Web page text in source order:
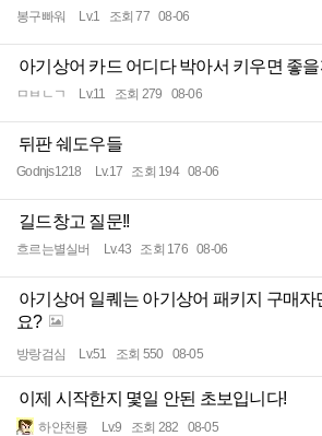
봉구빠워 Lv.1 조회 77 08-06
아기상어 카드 어디다 박아서 키우면 좋
ㅁㅂㄴㄱ Lv.11 조회 279 08-06
뒤판 쉐도우들
Godnjs1218 Lv.17 조회 194 08-06
길드창고 질문!!
흐르는별실버 Lv.43 조회 176 08-06
아기상어 일퀘는 아기상어 패키지 구매자
요?
방랑검심 Lv.51 조회 550 08-05
이제 시작한지 몇일 안된 초보입니다!
하얀천룡 Lv.9 조회 282 08-05